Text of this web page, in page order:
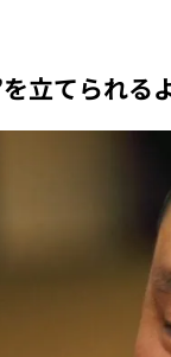
立てられる